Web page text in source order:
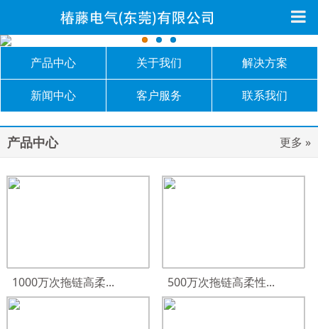
产品中心 关于我们 解决方案
新闻中心 客户服务 联系我们
产品中心 更多 »
1000万次拖链高柔... 500万次拖链高柔性...